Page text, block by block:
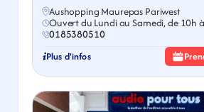
Aushopping Maurepas Pariwest
Ouvert du Lundi au Samedi, de 10h
0185380510
Plus d'infos